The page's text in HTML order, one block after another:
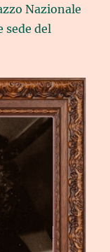
Nazionale
sede del